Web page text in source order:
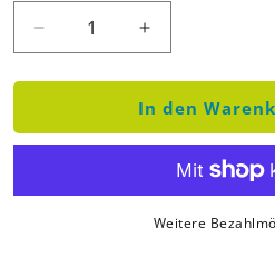
Verringere die Menge
Erhöhe die
In den
Weitere